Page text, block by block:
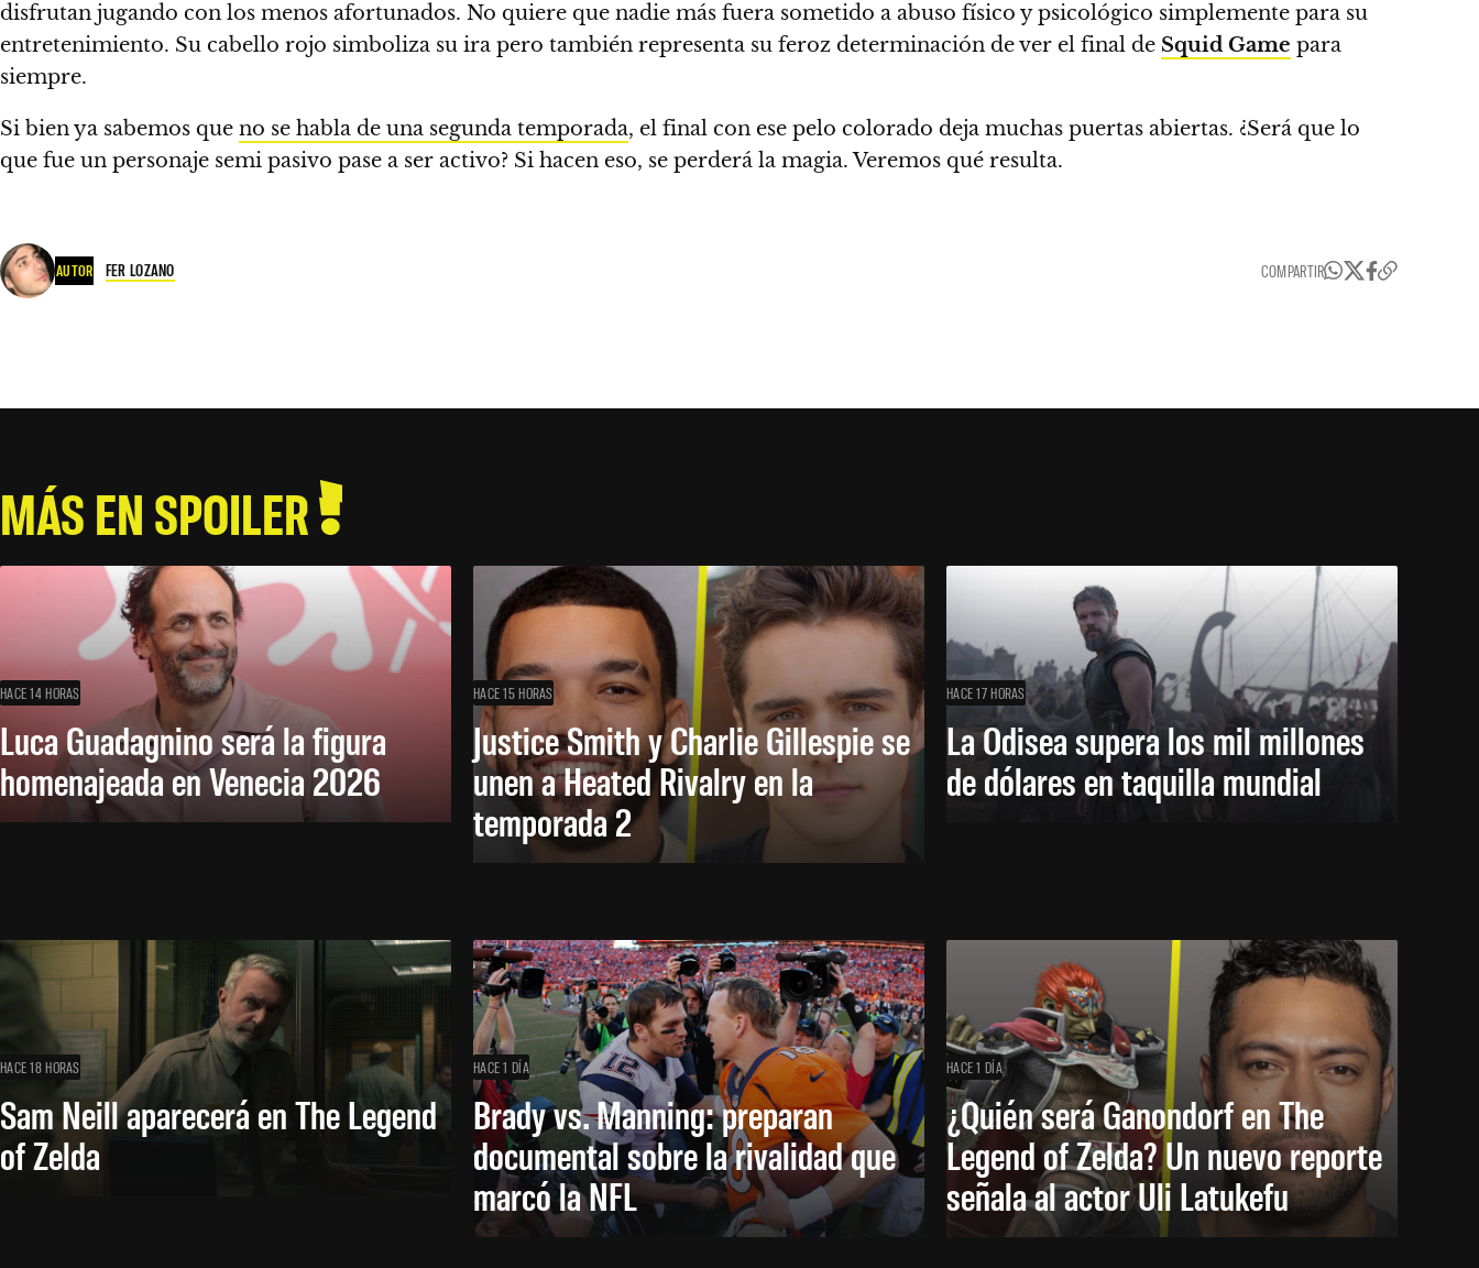
disfrutan jugando con los menos afortunados. No quiere que nadie más fuera sometido a abuso físico y psicológico simplemente para su
entretenimiento. Su cabello rojo simboliza su ira pero también representa su feroz determinación de ver el final de Squid Game para
siempre.
Si bien ya sabemos que no se habla de una segunda temporada, el final con ese pelo colorado deja muchas puertas abiertas. ¿Será que lo
que fue un personaje semi pasivo pase a ser activo? Si hacen eso, se perderá la magia. Veremos qué resulta.
AUTOR FER LOZANO COMPARTIR
MÁS EN SPOILER
HACE 14 HORAS
Luca Guadagnino será la figura
homenajeada en Venecia 2026
HACE 15 HORAS
Justice Smith y Charlie Gillespie se
unen a Heated Rivalry en la
temporada 2
HACE 17 HORAS
La Odisea supera los mil millones
de dólares en taquilla mundial
HACE 18 HORAS
Sam Neill aparecerá en The Legend
of Zelda
HACE 1 DÍA
Brady vs. Manning: preparan
documental sobre la rivalidad que
marcó la NFL
HACE 1 DÍA
¿Quién será Ganondorf en The
Legend of Zelda? Un nuevo reporte
señala al actor Uli Latukefu